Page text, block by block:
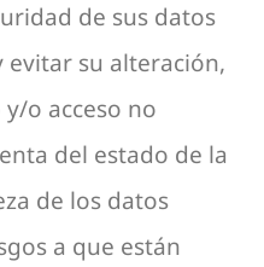
de sus datos
evitar su alteración,
o acceso no
del estado de la
de los datos
a que están